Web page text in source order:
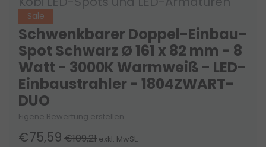
Sale
Schwenkbarer Doppel-Einbau-
Spot Schwarz Ø 161 x 82 mm - 8
Watt - 3000K Warmweiß - LED-
Einbaustrahler - 1804ZWART-
DUO
Eigene Bewertung erstellen
€75,59 €109,21 exkl. MwSt.